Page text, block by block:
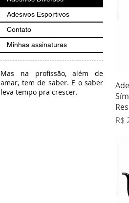
Adesivos Esportivos
Contato
Minhas assinaturas
Mas na profissão, além de
amar, tem de saber. E o saber
leva tempo pra crescer.
R$